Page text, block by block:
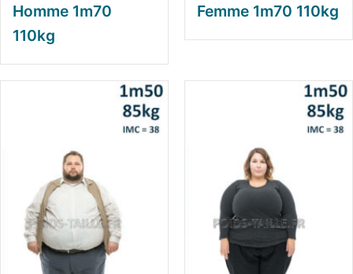
Homme 1m70
110kg
Femme 1m70 110kg